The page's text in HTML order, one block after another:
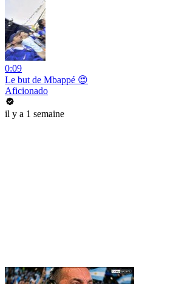
0:09
Le but de Mbappé 😍
Aficionado
il y a 1 semaine